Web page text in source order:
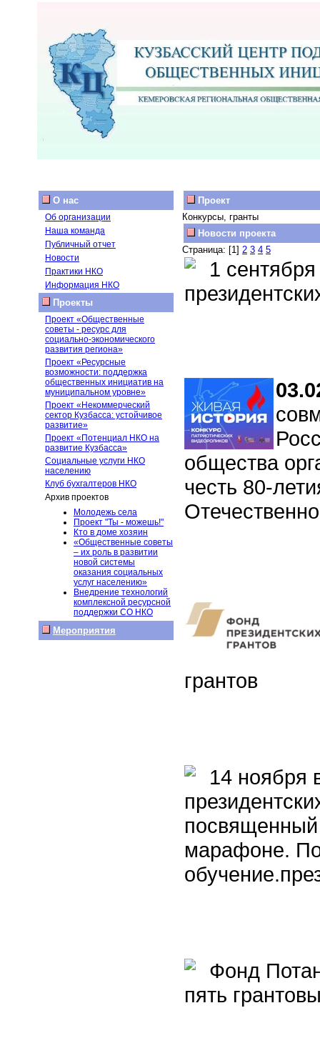
О нас
Об организации
Наша команда
Публичный отчет
Новости
Практики НКО
Информация НКО
Проекты
Проект «Общественные
советы - ресурс для
социально-экономического
развития региона»
Проект «Ресурсные
возможности: поддержка
общественных инициатив на
муниципальном уровне»
Проект «Некоммерческий
сектор Кузбасса: устойчивое
развитие»
Проект «Потенциал НКО на
развитие Кузбасса»
Социальные услуги НКО
населению
Клуб бухгалтеров НКО
Архив проектов
Молодежь села
Проект "Ты - можешь!"
Кто в доме хозяин
«Общественные советы
– их роль в развитии
новой системы
оказания социальных
услуг населению»
Внедрение технологий
комплексной ресурсной
поддержки СО НКО
Мероприятия
Проект
Конкурсы, гранты
Новости проекта
Страница: [1] 2 3 4 5
1
общества
честь 80-
грантов
14 ноября
посвященный
марафоне.
Фонд
пять